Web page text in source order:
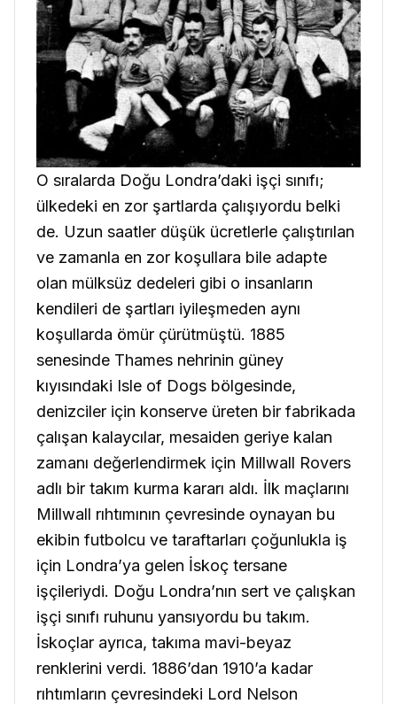
O sıralarda Doğu Londra’daki işçi sınıfı;
ülkedeki en zor şartlarda çalışıyordu belki
de. Uzun saatler düşük ücretlerle çalıştırılan
ve zamanla en zor koşullara bile adapte
olan mülksüz dedeleri gibi o insanların
kendileri de şartları iyileşmeden aynı
koşullarda ömür çürütmüştü. 1885
senesinde Thames nehrinin güney
kıyısındaki Isle of Dogs bölgesinde,
denizciler için konserve üreten bir fabrikada
çalışan kalaycılar, mesaiden geriye kalan
zamanı değerlendirmek için Millwall Rovers
adlı bir takım kurma kararı aldı. İlk maçlarını
Millwall rıhtımının çevresinde oynayan bu
ekibin futbolcu ve taraftarları çoğunlukla iş
için Londra’ya gelen İskoç tersane
işçileriydi. Doğu Londra’nın sert ve çalışkan
işçi sınıfı ruhunu yansıyordu bu takım.
İskoçlar ayrıca, takıma mavi-beyaz
renklerini verdi. 1886’dan 1910’a kadar
rıhtımların çevresindeki Lord Nelson